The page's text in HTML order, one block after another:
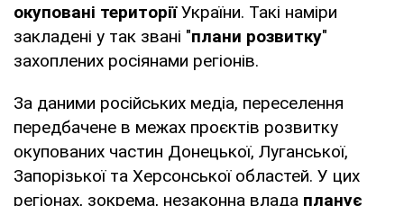
окуповані територіїУкраїни. Такі наміри
закладені у так звані "плани розвитку"
захоплених росіянами регіонів.
За даними російських медіа, переселення
передбачене в межах проєктів розвитку
окупованих частин Донецької, Луганської,
Запорізької та Херсонської областей. У цих
регіонах, зокрема, незаконна влада планує